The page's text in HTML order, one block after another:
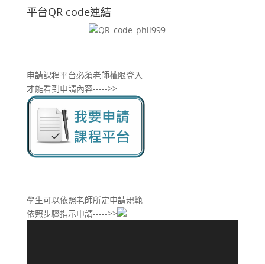
平台QR code連結
申請課程平台必須老師權限登入
才能看到申請內容----->>
學生可以依照老師所定申請規範
依照步驟指示申請----->>